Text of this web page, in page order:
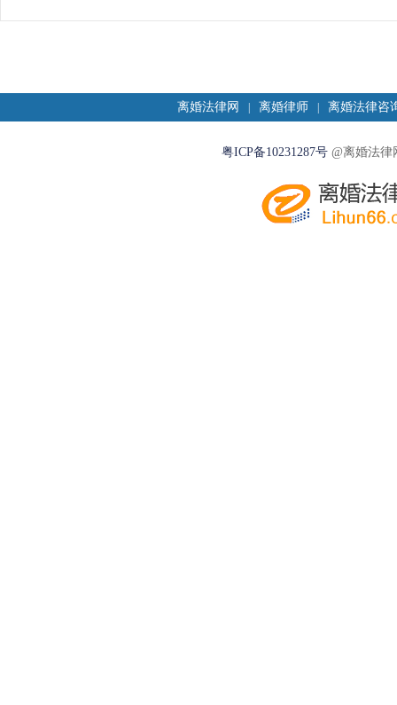
离婚法律网 离婚律师 离婚法律咨
粤ICP备10231287号@离婚法律